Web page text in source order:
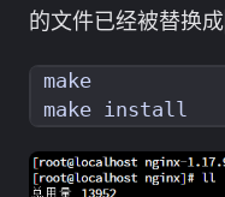
的文件已经被替换成